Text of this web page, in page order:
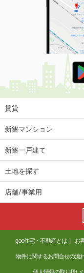
賃貸
新築マンション
新築一戸建て
土地を探す
店舗/事業用
goo住宅・不動産とは お
物件に関するお問合せの流